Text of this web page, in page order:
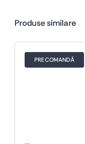
Produse similare
PRECOMANDĂ